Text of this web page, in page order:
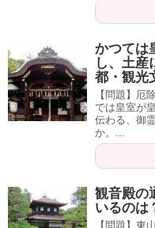
かつては
し、土産
都・観光
【問題】厄
では皇室が
伝わる、御
か。...
観音殿の
いるのは
【問題】東